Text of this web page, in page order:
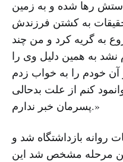
دستش‌‌ رها شده و به زمین
به کشتن فرزندش
به گریه کرد و من چند
نشد به همین دلیل وی را
آن خودم را به خواب زدم
کنم از علت بدحالی
پسرمان خبر ندارم.»
روانه بازداشتگاه شد و
مرحله مشخص شد این